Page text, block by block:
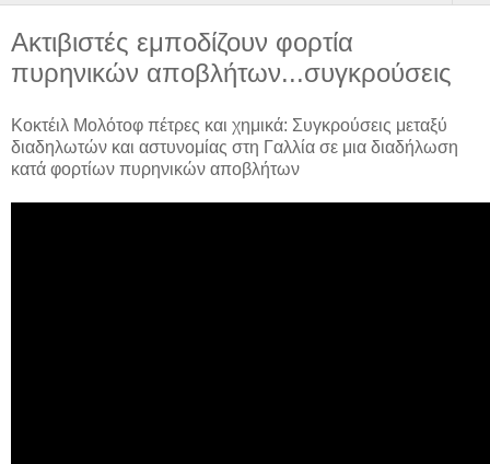
Ακτιβιστές εμποδίζουν φορτία
πυρηνικών αποβλήτων...συγκρούσεις
Κοκτέιλ Μολότοφ πέτρες και χημικά: Συγκρούσεις μεταξύ
διαδηλωτών και αστυνομίας στη Γαλλία σε μια διαδήλωση
κατά φορτίων πυρηνικών αποβλήτων